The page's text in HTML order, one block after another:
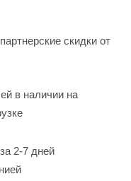
скидки от
в наличии на
2-7 дней